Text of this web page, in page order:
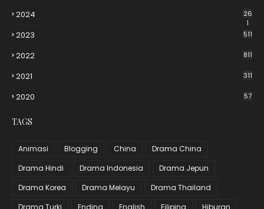
2024
26
1
2023 511
2022 811
2021 311
2020 57
TAGS
Animasi Blogging China
Drama China
Drama Hindi
Drama Indonesia
Drama Jepun
Drama Korea
Drama Melayu
Drama Thailand
Drama Turki
Ending English Filipina
Hiburan